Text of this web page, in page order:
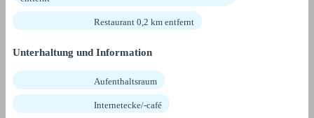
Restaurant 0,2 km entfernt
Unterhaltung und Information
Aufenthaltsraum
Internetecke/-café